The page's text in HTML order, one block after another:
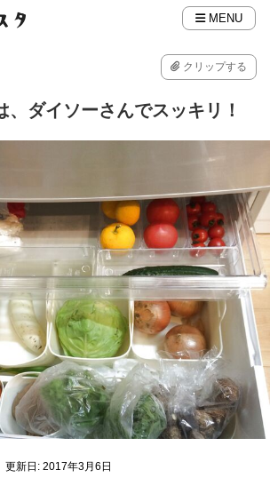
MENU
クリップする
、ダイソーさんでスッキリ！
更新日: 2017年3月6日